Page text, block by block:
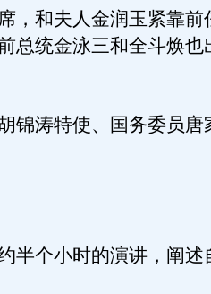
和夫人金润玉紧靠前
总统金泳三和全斗焕也
涛特使、国务委员唐
个小时的演讲，阐述